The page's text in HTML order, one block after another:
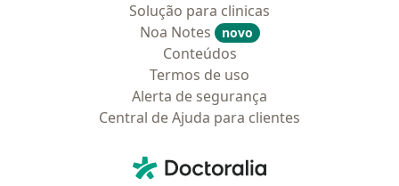
Solução para clinicas
Noa Notes
novo
Conteúdos
Termos de uso
Alerta de segurança
Central de Ajuda para clientes
Doctoralia - Homepage